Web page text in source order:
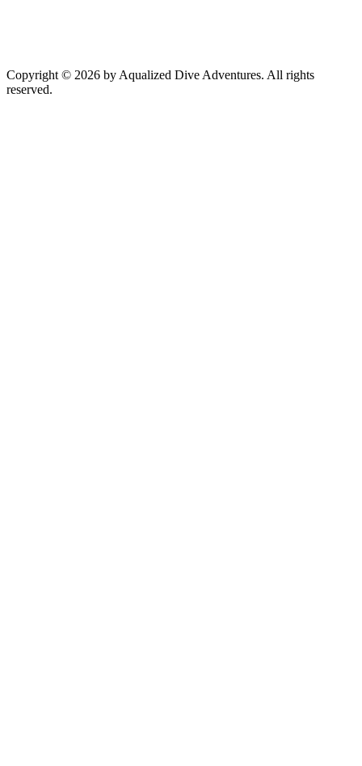
Copyright © 2026 by Aqualized Dive Adventures. All rights
reserved.